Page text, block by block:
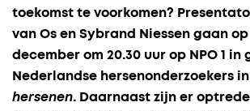
toekomst te voorkomen?
van Os en Sybrand Niessen gaan
december om 20.30 uur op NPO 1 in
Nederlandse hersenonderzoekers in
hersenen. Daarnaast zijn er